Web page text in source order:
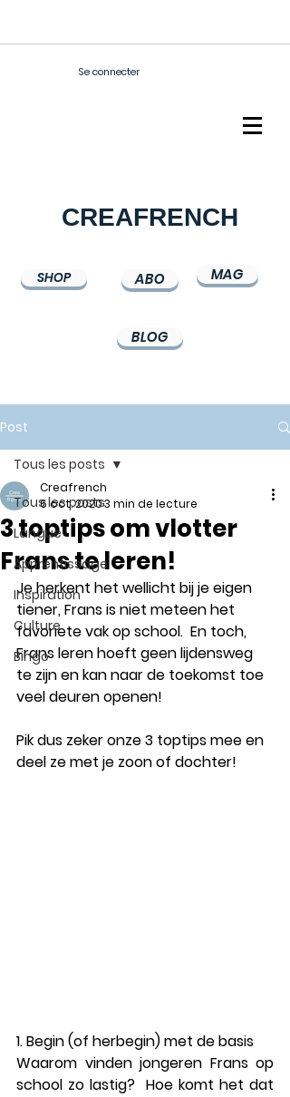
Se connecter
CREAFRENCH
SHOP ABO MAG
BLOG
Post
Tous les posts
Langue
Apprentissage
Inspiration
Culture
Bingo
Tous les posts
3 toptips om vlotter
Frans te leren!
Creafrench
6 oct. 20203 min de lecture
Je herkent het wellicht bij je eigen
tiener, Frans is niet meteen het
favoriete vak op school.  En toch,
Frans leren hoeft geen lijdensweg
te zijn en kan naar de toekomst toe
veel deuren openen!
Pik dus zeker onze 3 toptips mee en
deel ze met je zoon of dochter!
1. Begin (of herbegin) met de basis
Waarom vinden jongeren Frans op
school zo lastig?  Hoe komt het dat